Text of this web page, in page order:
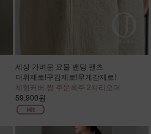
세상 가벼운 요물 밴딩 팬츠
더위제로!구김제로!무게감제로!
체형커버 짱 주문폭주 2차리오더
59,900원